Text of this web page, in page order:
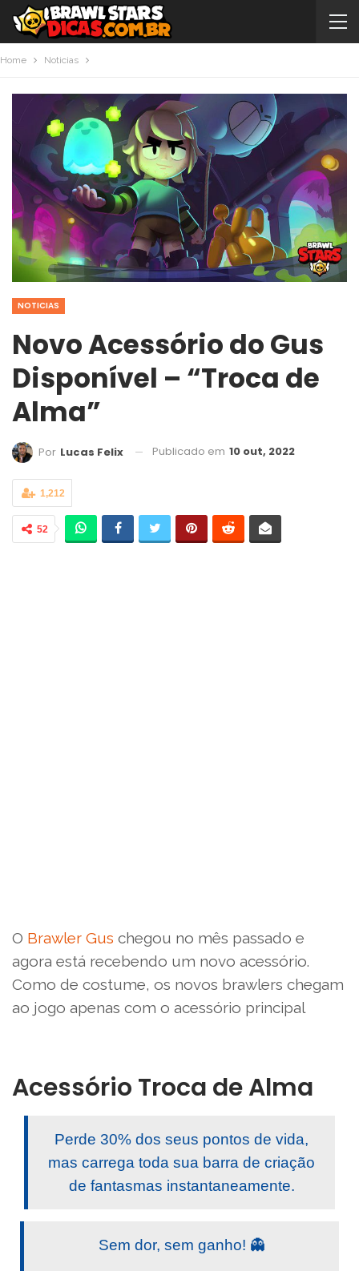
Home Noticias
NOTICIAS
Novo Acessório do Gus
Disponível – “Troca de
Alma”
Por Lucas Felix Publicado em 10 out, 2022
1,212
52
O Brawler Gus chegou no mês passado e
agora está recebendo um novo acessório.
Como de costume, os novos brawlers chegam
ao jogo apenas com o acessório principal
Acessório Troca de Alma
Perde 30% dos seus pontos de vida,
mas carrega toda sua barra de criação
de fantasmas instantaneamente.
Sem dor, sem ganho! 👻